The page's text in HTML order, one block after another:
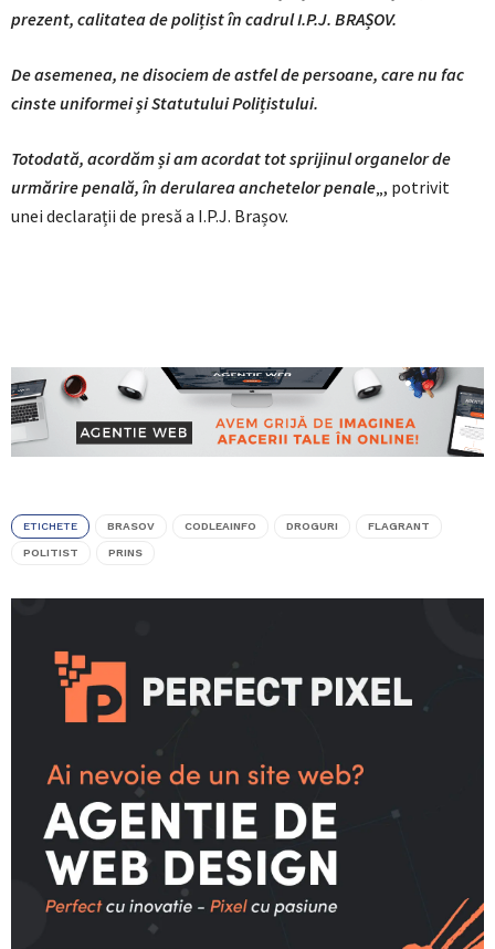
prezent, calitatea de polițist în cadrul I.P.J. BRAȘOV.
De asemenea, ne disociem de astfel de persoane, care nu fac
cinste uniformei și Statutului Polițistului.
Totodată, acordăm și am acordat tot sprijinul organelor de
urmărire penală, în derularea anchetelor penale„, potrivit
unei declarații de presă a I.P.J. Brașov.
ETICHETE BRASOV CODLEAINFO DROGURI FLAGRANT
POLITIST PRINS